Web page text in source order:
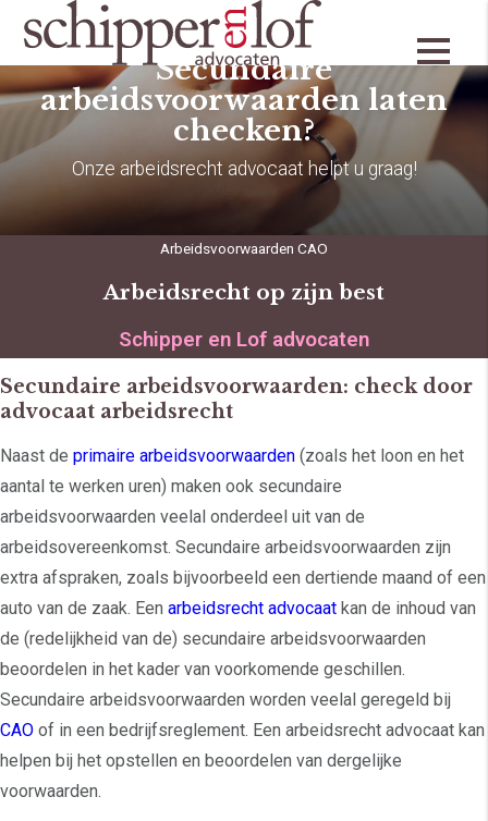
Secundaire
arbeidsvoorwaarden laten
checken?
Onze arbeidsrecht advocaat helpt u graag!
Arbeidsvoorwaarden CAO
Arbeidsrecht op zijn best
Schipper en Lof advocaten
Secundaire arbeidsvoorwaarden: check door
advocaat arbeidsrecht
Naast de primaire arbeidsvoorwaarden (zoals het loon en het
aantal te werken uren) maken ook secundaire
arbeidsvoorwaarden veelal onderdeel uit van de
arbeidsovereenkomst. Secundaire arbeidsvoorwaarden zijn
extra afspraken, zoals bijvoorbeeld een dertiende maand of een
auto van de zaak. Een arbeidsrecht advocaat kan de inhoud van
de (redelijkheid van de) secundaire arbeidsvoorwaarden
beoordelen in het kader van voorkomende geschillen.
Secundaire arbeidsvoorwaarden worden veelal geregeld bij
CAO of in een bedrijfsreglement. Een arbeidsrecht advocaat kan
helpen bij het opstellen en beoordelen van dergelijke
voorwaarden.